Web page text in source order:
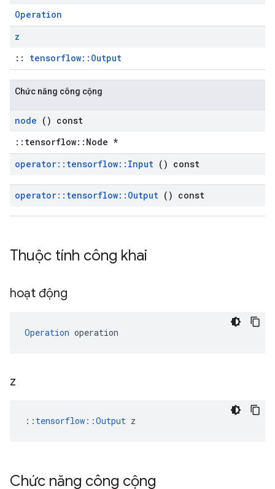
Operation
z
:: tensorflow::Output
Chức năng công cộng
node () const
::tensorflow::Node *
operator:: tensorflow:: Input () const
operator:: tensorflow:: Output () const
Thuộc tính công khai
hoạt động
Operation operation
z
:: tensorflow::Output z
Chức năng công cộng